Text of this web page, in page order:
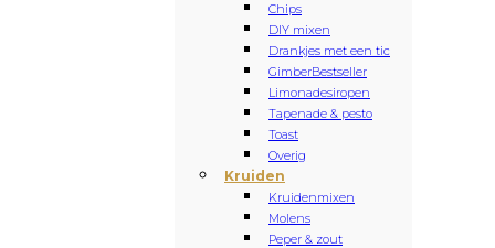
Chips
DIY mixen
Drankjes met een tic
GimberBestseller
Limonadesiropen
Tapenade & pesto
Toast
Overig
Kruiden
Kruidenmixen
Molens
Peper & zout